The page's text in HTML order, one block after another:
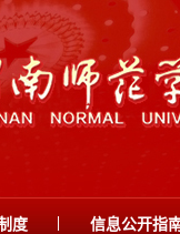
度 信息公开指